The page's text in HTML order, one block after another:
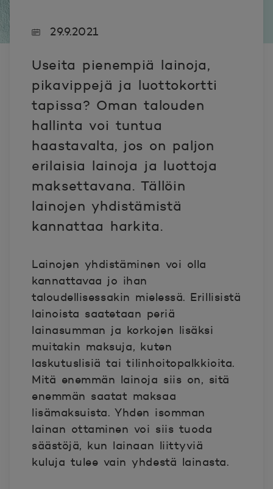
29.9.2021
Useita pienempiä lainoja,
pikavippejä ja luottokortti
tapissa? Oman talouden
hallinta voi tuntua
haastavalta, jos on paljon
erilaisia lainoja ja luottoja
maksettavana. Tällöin
lainojen yhdistämistä
kannattaa harkita.
Lainojen yhdistäminen voi olla
kannattavaa jo ihan
taloudellisessakin mielessä. Erillisistä
lainoista saatetaan periä
lainasumman ja korkojen lisäksi
muitakin maksuja, kuten
laskutuslisiä tai tilinhoitopalkkioita.
Mitä enemmän lainoja siis on, sitä
enemmän saatat maksaa
lisämaksuista. Yhden isomman
lainan ottaminen voi siis tuoda
säästöjä, kun lainaan liittyviä
kuluja tulee vain yhdestä lainasta.